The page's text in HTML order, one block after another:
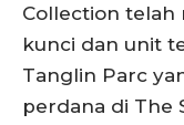
Collection telah
kunci dan unit
Tanglin Parc
perdana di The